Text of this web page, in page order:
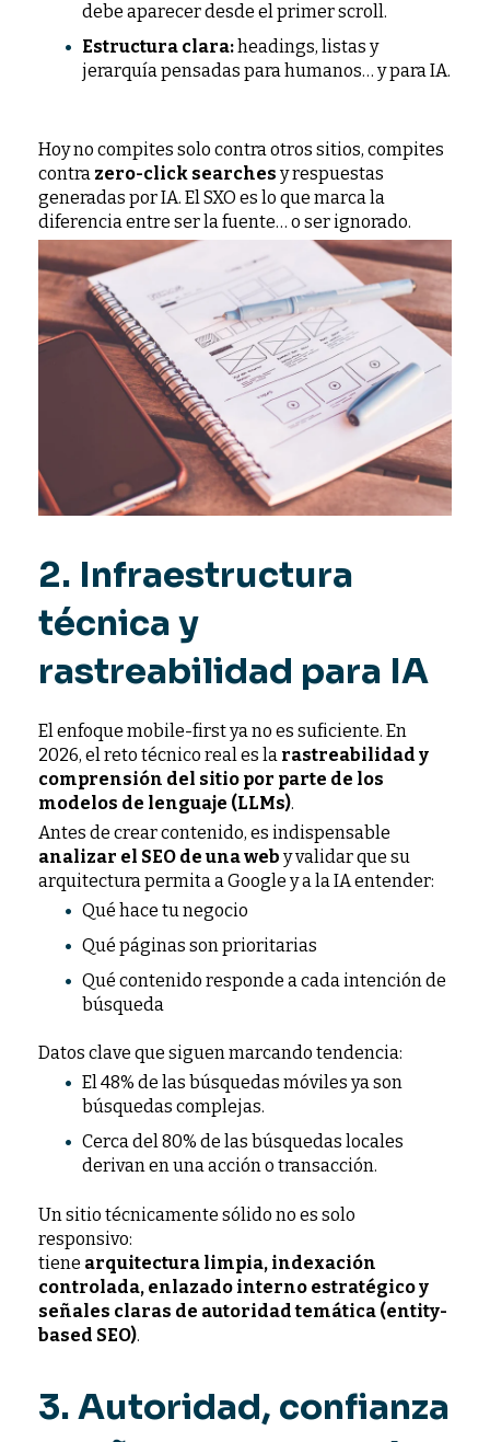
debe aparecer desde el primer scroll.
Estructura clara:headings, listas y
jerarquía pensadas para humanos… y para IA.
Hoy no compites solo contra otros sitios, compites
contra zero-click searches y respuestas
generadas por IA. El SXO es lo que marca la
diferencia entre ser la fuente… o ser ignorado.
2. Infraestructura
técnica y
rastreabilidad para IA
El enfoque mobile-first ya no es suficiente. En
2026, el reto técnico real es la rastreabilidad y
comprensión del sitio por parte de los
modelos de lenguaje (LLMs).
Antes de crear contenido, es indispensable
analizar el SEO de una web y validar que su
arquitectura permita a Google y a la IA entender:
Qué hace tu negocio
Qué páginas son prioritarias
Qué contenido responde a cada intención de
búsqueda
Datos clave que siguen marcando tendencia:
El 48% de las búsquedas móviles ya son
búsquedas complejas.
Cerca del 80% de las búsquedas locales
derivan en una acción o transacción.
Un sitio técnicamente sólido no es solo
responsivo:
tiene arquitectura limpia, indexación
controlada, enlazado interno estratégico y
señales claras de autoridad temática (entity-
based SEO).
3. Autoridad, confianza